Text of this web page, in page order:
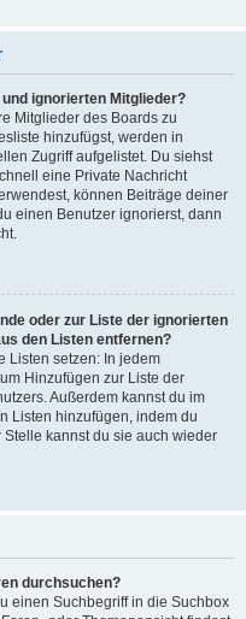
ignorierten Mitglieder?
Mitglieder des Boards zu
hinzufügst, werden in
Zugriff aufgelistet. Du siehst
eine Private Nachricht
können Beiträge deiner
einen Benutzer ignorierst, dann
oder zur Liste der ignorierten
den Listen entfernen?
Listen setzen: In jedem
Hinzufügen zur Liste der
Außerdem kannst du im
Listen hinzufügen, indem du
kannst du sie auch wieder
durchsuchen?
einen Suchbegriff in die Suchbox